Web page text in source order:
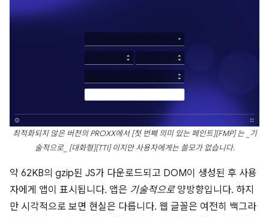
최적화되지 않은 버전의 PROXX에서 [첫 번째 의미 있는 페인트][FMP] 는 _기
술적으로_ [대화형][TTI] 이지만 사용자에게는 쓸모가 없습니다.
약 62KB의 gzip된 JS가 다운로드되고 DOM이 생성된 후 사용
자에게 앱이 표시됩니다. 앱은 기술적으로양방향입니다. 하지
만 시각적으로 보면 현실은 다릅니다. 웹 글꼴은 여전히 백그라